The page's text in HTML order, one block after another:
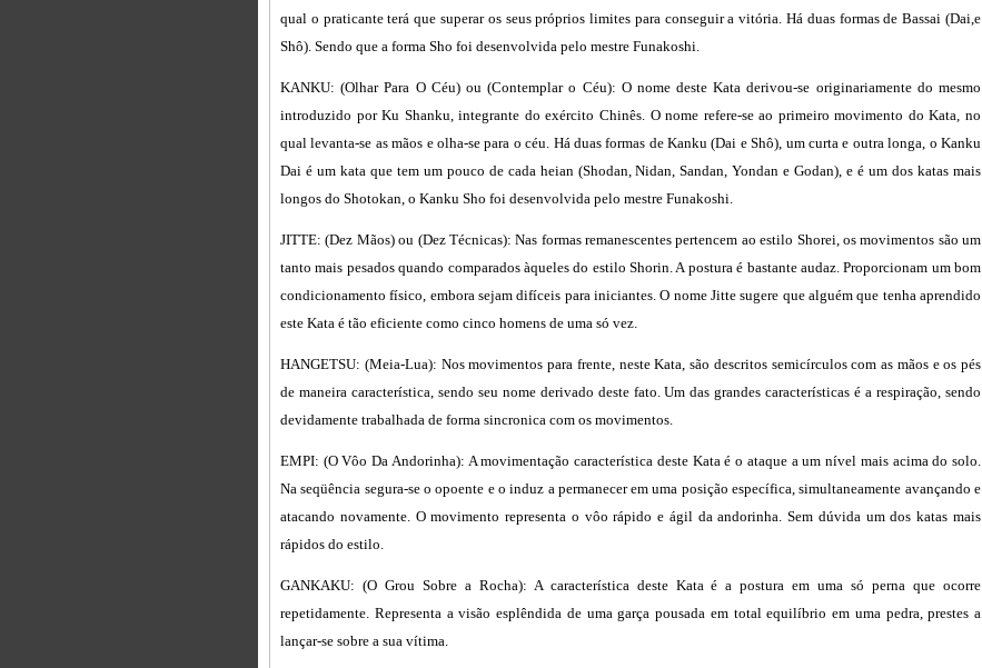
qual o praticante terá que superar os seus próprios limites para conseguir a vitória. Há duas formas de Bassai (Dai,e
Shô). Sendo que a forma Sho foi desenvolvida pelo mestre Funakoshi.
KANKU: (Olhar Para O Céu) ou (Contemplar o Céu): O nome deste Kata derivou-se originariamente do mesmo
introduzido por Ku Shanku, integrante do exército Chinês. O nome refere-se ao primeiro movimento do Kata, no
qual levanta-se as mãos e olha-se para o céu. Há duas formas de Kanku (Dai e Shô), um curta e outra longa, o Kanku
Dai é um kata que tem um pouco de cada heian (Shodan, Nidan, Sandan, Yondan e Godan), e é um dos katas mais
longos do Shotokan, o Kanku Sho foi desenvolvida pelo mestre Funakoshi.
JITTE: (Dez Mãos) ou (Dez Técnicas): Nas formas remanescentes pertencem ao estilo Shorei, os movimentos são um
tanto mais pesados quando comparados àqueles do estilo Shorin. A postura é bastante audaz. Proporcionam um bom
condicionamento físico, embora sejam difíceis para iniciantes. O nome Jitte sugere que alguém que tenha aprendido
este Kata é tão eficiente como cinco homens de uma só vez.
HANGETSU: (Meia-Lua): Nos movimentos para frente, neste Kata, são descritos semicírculos com as mãos e os pés
de maneira característica, sendo seu nome derivado deste fato. Um das grandes características é a respiração, sendo
devidamente trabalhada de forma sincronica com os movimentos.
EMPI: (O Vôo Da Andorinha): A movimentação característica deste Kata é o ataque a um nível mais acima do solo.
Na seqüência segura-se o opoente e o induz a permanecer em uma posição específica, simultaneamente avançando e
atacando novamente. O movimento representa o vôo rápido e ágil da andorinha. Sem dúvida um dos katas mais
rápidos do estilo.
GANKAKU: (O Grou Sobre a Rocha): A característica deste Kata é a postura em uma só perna que ocorre
repetidamente. Representa a visão esplêndida de uma garça pousada em total equilíbrio em uma pedra, prestes a
lançar-se sobre a sua vítima.